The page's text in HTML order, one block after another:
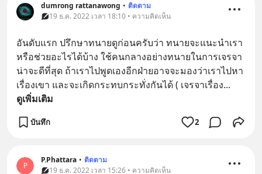
dumrong rattanawong • ติดตาม
19 ธ.ค. 2022 เวลา 18:10 • ความคิดเห็น
อันดับแรก ปรึกษาทนายดูก่อนครับว่า ทนายจะแนะนำเรา
หรือช่วยอะไรได้บ้าง ใช้คนกลางอย่างทนายในการเจรจา
น่าจะดีที่สุด ถ้าเราไปพูดเองอีกฝ่ายอาจจะมองว่าเราไปหา
เรื่องเขา และจะเกิดกระทบกระทั่งกันได้ ( เจรจาเรื่อง...
ดูเพิ่มเติม
บันทึก 2
P
P.Phattara • ติดตาม
19 ธ.ค. 2022 เวลา 15:26 • ความคิดเห็น